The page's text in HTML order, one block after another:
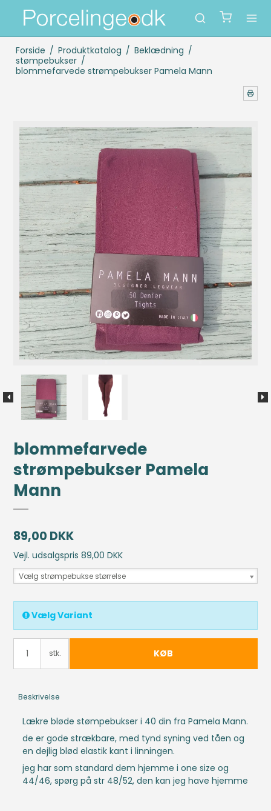
Forside / Produktkatalog / Beklædning /
stømpebukser /
blommefarvede strømpebukser Pamela Mann
blommefarvede
strømpebukser Pamela
Mann
89,00 DKK
Vejl. udsalgspris 89,00 DKK
Vælg strømpebukse størrelse
Vælg Variant
stk. KØB
Beskrivelse
Lækre bløde stømpebukser i 40 din fra Pamela Mann.
de er gode strækbare, med tynd syning ved tåen og
en dejlig blød elastik kant i linningen.
jeg har som standard dem hjemme i one size og
44/46, spørg på str 48/52, den kan jeg have hjemme